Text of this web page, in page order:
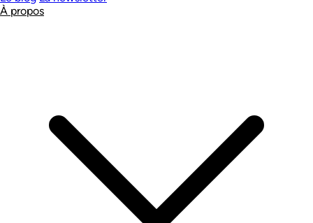
À propos